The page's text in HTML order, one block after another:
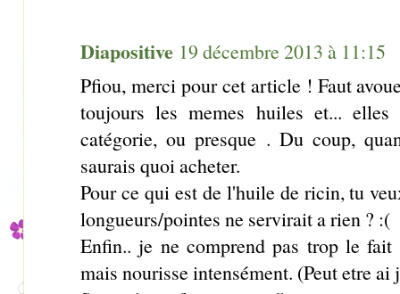
Diapositive 19 décembre 2013 à 11:15
Pfiou, merci pour cet article ! Faut
toujours les memes huiles et...
catégorie, ou presque . Du coup,
saurais quoi acheter.
Pour ce qui est de l'huile de ricin, tu
longueurs/pointes ne servirait a rien ? :(
Enfin.. je ne comprend pas trop le fait
mais nourisse intensément. (Peut etre ai